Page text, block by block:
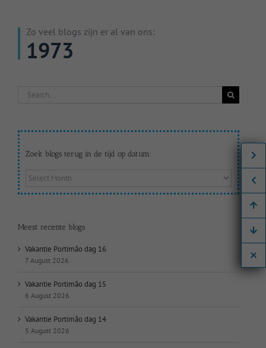
Zo veel blogs zijn er al van ons:
1973
Search
Zoek blogs terug in de tijd op datum:
Zoek
op
datum:
Meest recente blogs
Vakantie Portimão dag 16
7 August 2026
Vakantie Portimão dag 15
6 August 2026
Vakantie Portimão dag 14
5 August 2026